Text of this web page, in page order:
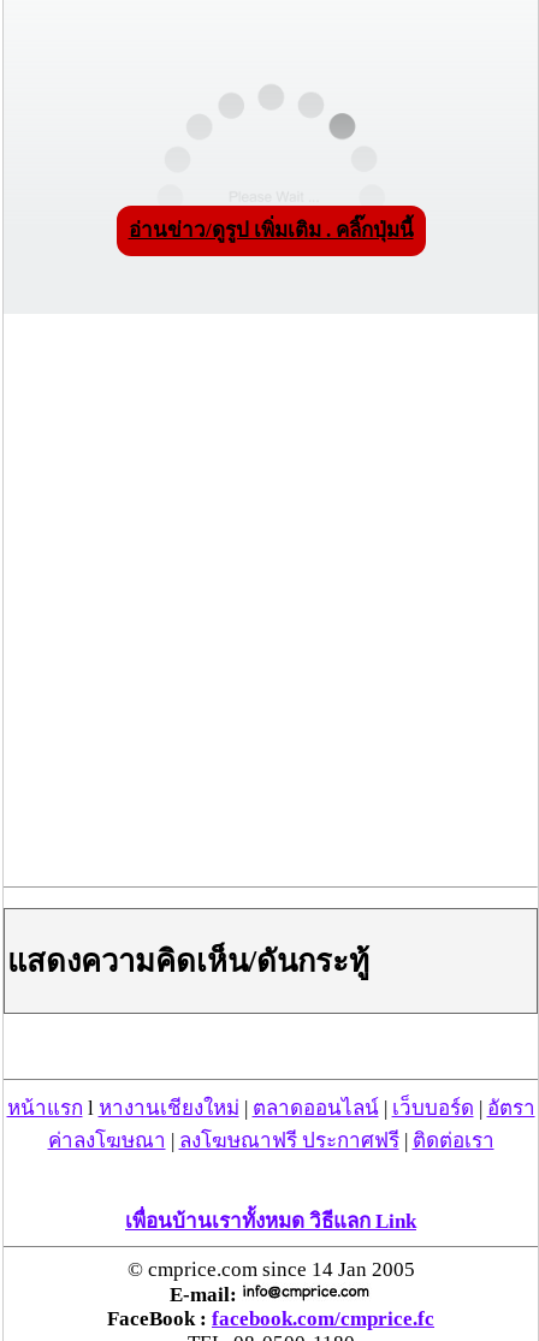
อ่านข่าว/ดูรูป เพิ่มเติม . คลิ๊กปุ่มนี้
แสดงความคิดเห็น/ดันกระทู้
หน้าแรก l หางานเชียงใหม่ | ตลาดออนไลน์| เว็บบอร์ด | อัตรา
ค่าลงโฆษณา | ลงโฆษณาฟรี ประกาศฟรี| ติดต่อเรา
เพื่อนบ้านเราทั้งหมด วิธีแลก Link
© cmprice.com since 14 Jan 2005
E-mail:
FaceBook : facebook.com/cmprice.fc